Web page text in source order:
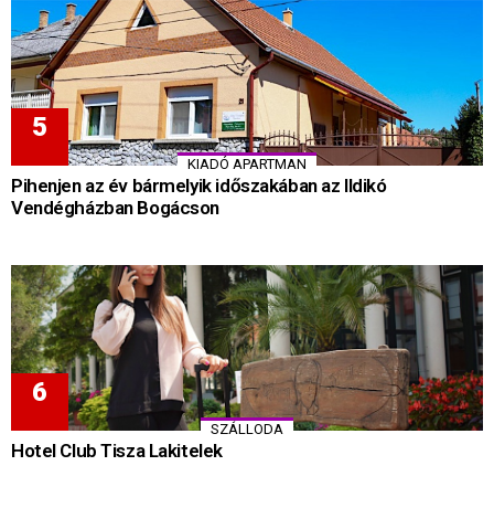
KIADÓ APARTMAN
Pihenjen az év bármelyik időszakában az Ildikó
Vendégházban Bogácson
SZÁLLODA
Hotel Club Tisza Lakitelek